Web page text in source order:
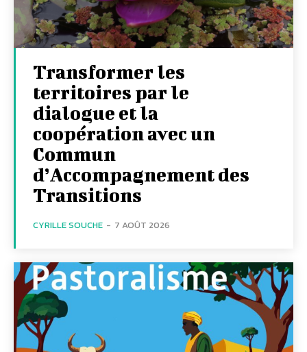
Transformer les
territoires par le
dialogue et la
coopération avec un
Commun
d’Accompagnement des
Transitions
CYRILLE SOUCHE - 7 AOÛT 2026